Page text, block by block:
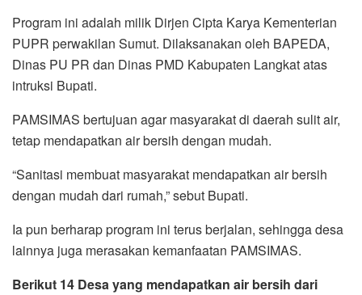
Program ini adalah milik Dirjen Cipta Karya Kementerian
PUPR perwakilan Sumut. Dilaksanakan oleh BAPEDA,
Dinas PU PR dan Dinas PMD Kabupaten Langkat atas
intruksi Bupati.
PAMSIMAS bertujuan agar masyarakat di daerah sulit air,
tetap mendapatkan air bersih dengan mudah.
“Sanitasi membuat masyarakat mendapatkan air bersih
dengan mudah dari rumah,” sebut Bupati.
Ia pun berharap program ini terus berjalan, sehingga desa
lainnya juga merasakan kemanfaatan PAMSIMAS.
Berikut 14 Desa yang mendapatkan air bersih dari